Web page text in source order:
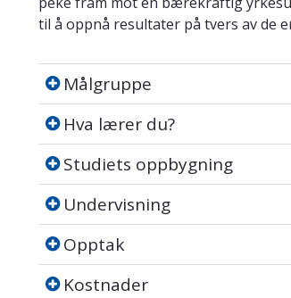
til å oppnå resultater på tvers av de
Målgruppe
Målgruppe
Hva lærer du?
Hva lærer du?
Studiets oppbygning
Studiets oppbygning
Undervisning
Undervisning
Opptak
Opptak
Kostnader
Kostnader